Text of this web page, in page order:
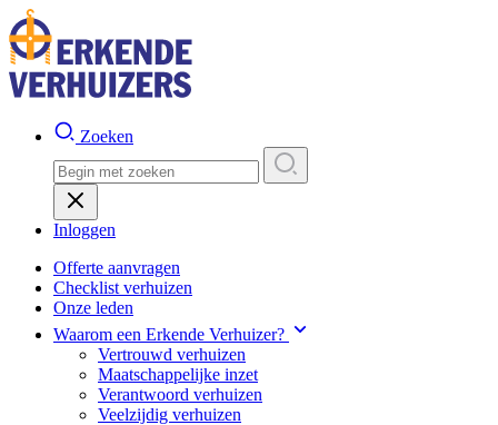
Zoeken
Inloggen
Offerte aanvragen
Checklist verhuizen
Onze leden
Waarom een Erkende Verhuizer?
Vertrouwd verhuizen
Maatschappelijke inzet
Verantwoord verhuizen
Veelzijdig verhuizen